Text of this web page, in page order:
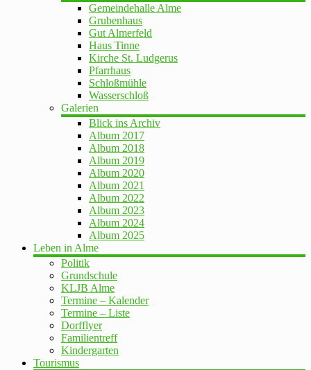
Gemeindehalle Alme
Grubenhaus
Gut Almerfeld
Haus Tinne
Kirche St. Ludgerus
Pfarrhaus
Schloßmühle
Wasserschloß
Galerien
Blick ins Archiv
Album 2017
Album 2018
Album 2019
Album 2020
Album 2021
Album 2022
Album 2023
Album 2024
Album 2025
Leben in Alme
Politik
Grundschule
KLJB Alme
Termine – Kalender
Termine – Liste
Dorfflyer
Familientreff
Kindergarten
Tourismus